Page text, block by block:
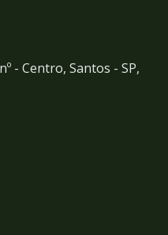
- Centro, Santos - SP,